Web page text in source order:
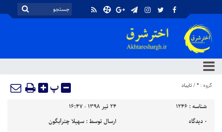
گروه : *
/تایباد پ
شناسه : 1246
۲۴ تیر ۱۳۹۸ - ۱۶:۴۷
۰ دیدگاه ارسال توسط :سهیلا چترآبگون